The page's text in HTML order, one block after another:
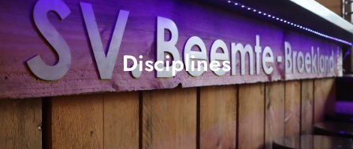
Disciplines